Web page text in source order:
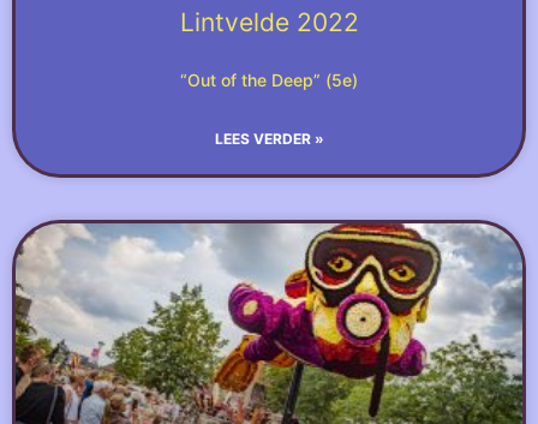
Lintvelde 2022
“Out of the Deep” (5e)
LEES VERDER »